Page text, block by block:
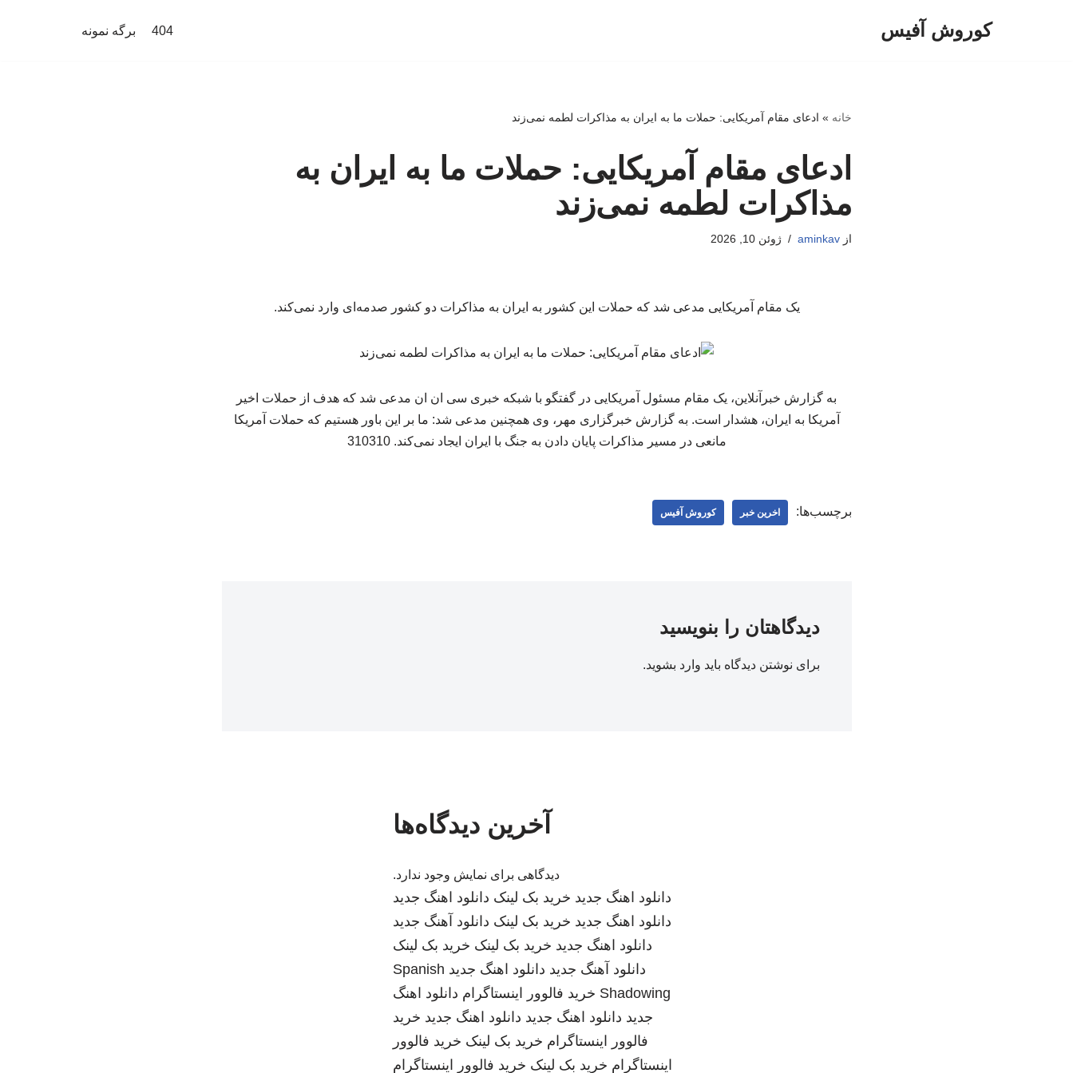
کوروش آفیس 404 برگه نمونه
خانه » ادعای مقام آمریکایی: حملات ما به ایران به مذاکرات لطمه نمی‌زند
ادعای مقام آمریکایی: حملات ما به ایران به
مذاکرات لطمه نمی‌زند
ازaminkav ژوئن 10, 2026
یک مقام آمریکایی مدعی شد که حملات این کشور به ایران به مذاکرات دو کشور صدمه‌ای وارد نمی‌کند.
به گزارش خبرآنلاین، یک مقام مسئول آمریکایی در گفتگو با شبکه خبری سی ان ان مدعی شد که هدف از حملات اخیر
آمریکا به ایران، هشدار است. به گزارش خبرگزاری مهر، وی همچنین مدعی شد: ما بر این باور هستیم که حملات آمریکا
مانعی در مسیر مذاکرات پایان دادن به جنگ با ایران ایجاد نمی‌کند. 310310
برچسب‌ها: اخرین خبر کوروش آفیس
دیدگاهتان را بنویسید
برای نوشتن دیدگاه باید وارد بشوید.
آخرین دیدگاه‌ها
دیدگاهی برای نمایش وجود ندارد.
دانلود اهنگ جدید خرید بک لینک دانلود اهنگ جدید
دانلود اهنگ جدید خرید بک لینک دانلود آهنگ جدید
دانلود اهنگ جدید خرید بک لینک خرید بک لینک
دانلود آهنگ جدید دانلود اهنگ جدید Spanish
Shadowing خرید فالوور اینستاگرام دانلود اهنگ
جدید دانلود اهنگ جدید دانلود اهنگ جدید خرید
فالوور اینستاگرام خرید بک لینک خرید فالوور
اینستاگرام خرید بک لینک خرید فالوور اینستاگرام